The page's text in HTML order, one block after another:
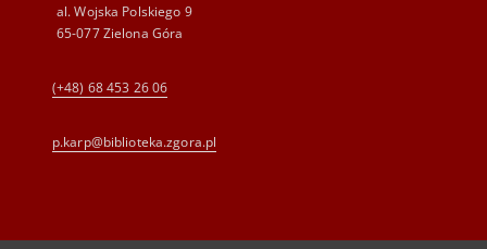
al. Wojska Polskiego 9
65-077 Zielona Góra
(+48) 68 453 26 06
p.karp@biblioteka.zgora.pl